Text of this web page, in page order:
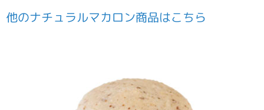
他のナチュラルマカロン商品はこちら